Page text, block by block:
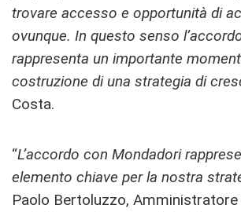
trovare accesso e opportunità di
ovunque. In questo senso
rappresenta un importante
costruzione di una strategia di
Costa.
“L’accordo con Mondadori
elemento chiave per la nostra
Paolo Bertoluzzo,